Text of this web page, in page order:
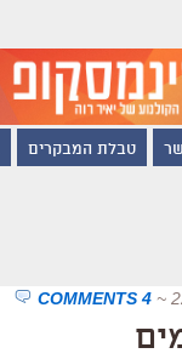
טבלת המבקרים
~
4 COMMENTS